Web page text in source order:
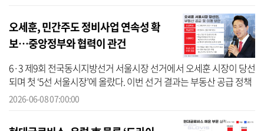
오세훈, 민간주도 정비사업 연속성 확
보…중앙정부와 협력이 관건
6·3 제9회 전국동시지방선거 서울시장 선거에서 오세훈 시장이 당선
되며 첫 ‘5선 서울시장’에 올랐다. 이번 선거 결과는 부동산 공급 정책
에 대한 민심이 작용한 결과로 풀이된다. 오 시장 당선에 따라 서울시
2026-06-08 07:00:00